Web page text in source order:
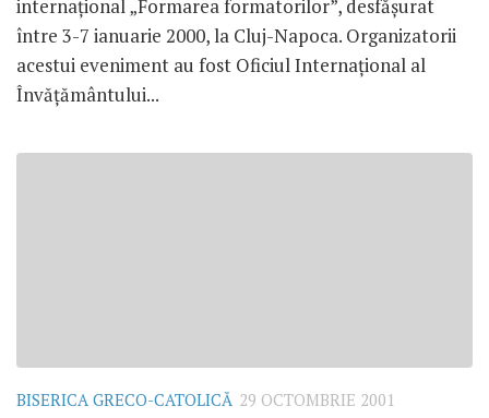
internaţional „Formarea formatorilor”, desfăşurat
între 3-7 ianuarie 2000, la Cluj-Napoca. Organizatorii
acestui eveniment au fost Oficiul Internaţional al
Învăţământului...
BISERICA GRECO-CATOLICĂ 29 OCTOMBRIE 2001